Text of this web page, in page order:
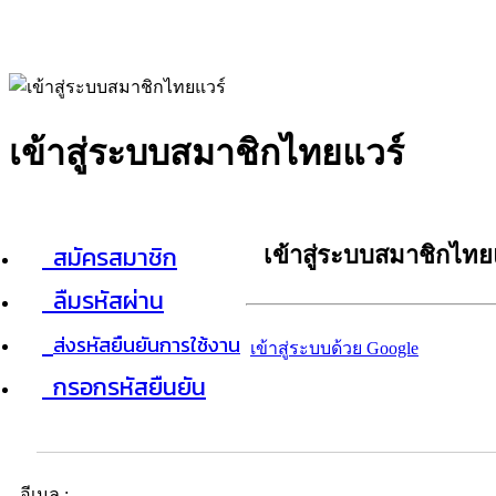
เข้าสู่ระบบสมาชิกไทยแวร์
สมัครสมาชิก
ลืมรหัสผ่าน
ส่งรหัสยืนยันการใช้งาน
กรอกรหัสยืนยัน
เข้าสู่ระบบสมาชิกไท
เข้าสู่ระบบด้วย Google